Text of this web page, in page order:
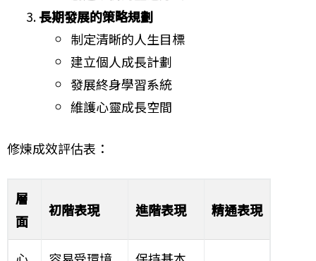
長期發展的策略規劃
制定清晰的人生目標
建立個人成長計劃
發展終身學習系統
維護心靈成長空間
修煉成效評估表：
層
面
初階表現 進階表現 精通表現